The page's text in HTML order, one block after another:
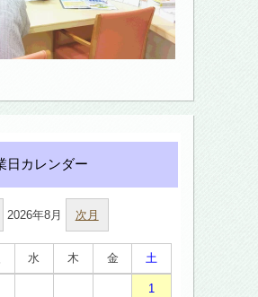
2026年8月 次月
水 木 金 土
1